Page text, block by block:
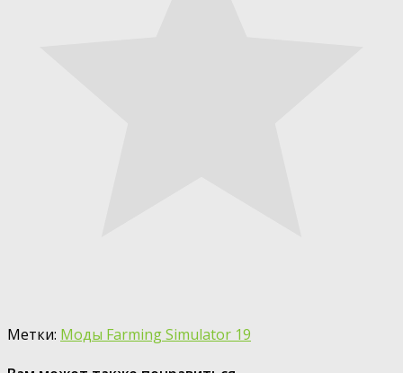
Метки: Моды Farming Simulator 19